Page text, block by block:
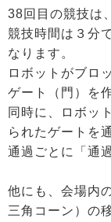
38回目の競技は
競技時間は３分
なります。
ロボットがブロ
ゲート（門）を
同時に、ロボッ
られたゲートを
通過ごとに「通
他にも、会場内
三角コーン）の